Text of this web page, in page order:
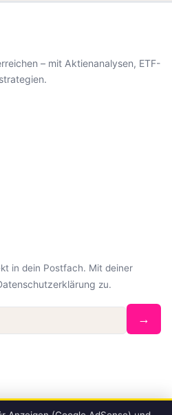
– mit Aktienanalysen, ETF-
in dein Postfach. Mit deiner
zu.
→